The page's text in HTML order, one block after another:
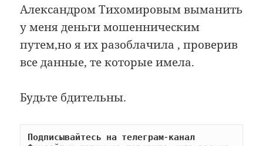
Александром Тихомировым выманить
у меня деньги мошенническим
путем,но я их разоблачила , проверив
все данные, те которые имела.
Будьте бдительны.
Подписывайтесь на телеграм-канал